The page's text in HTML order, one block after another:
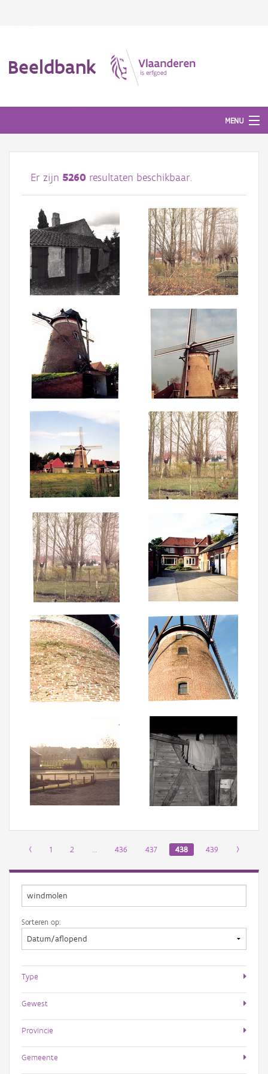
Beeldbank
MENU
Afbeeldingen
#BeeldIndeKijker
Hergebruik
Over ons
Aanmelden
Er zijn 5260 resultaten beschikbaar.
‹ 1 2 … 436 437 438 439 ›
Sorteren op:
Type
Gewest
Provincie
Gemeente